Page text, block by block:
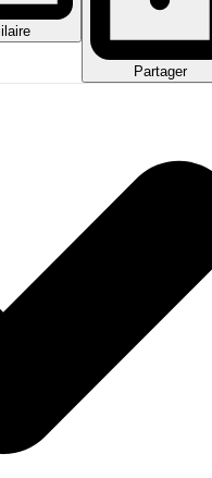
Partager